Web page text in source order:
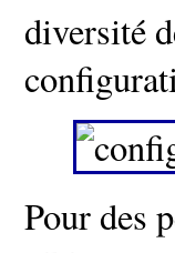
diversité
Pour des